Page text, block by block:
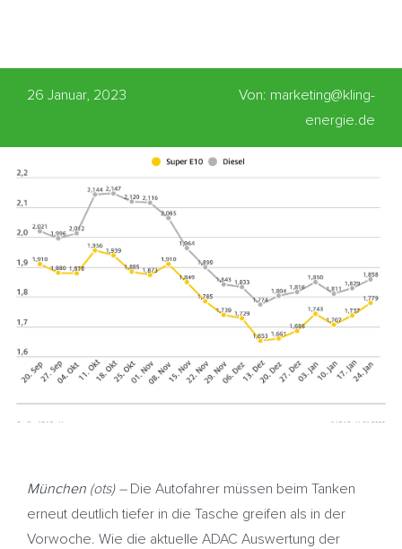
26 Januar, 2023
Von: marketing@kling-
energie.de
München(ots) – Die Autofahrer müssen beim Tanken
erneut deutlich tiefer in die Tasche greifen als in der
Vorwoche. Wie die aktuelle ADAC Auswertung der